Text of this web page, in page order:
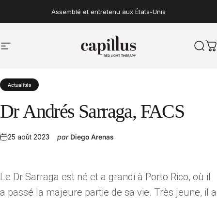
Assemblé et entretenu aux États-Unis
Navigation sur le siteCapillus
Actualités
Dr Andrés Sarraga, FACS
25 août 2023 par Diego Arenas
Le Dr Sarraga est né et a grandi à Porto Rico, où il
a passé la majeure partie de sa vie. Très jeune, il a